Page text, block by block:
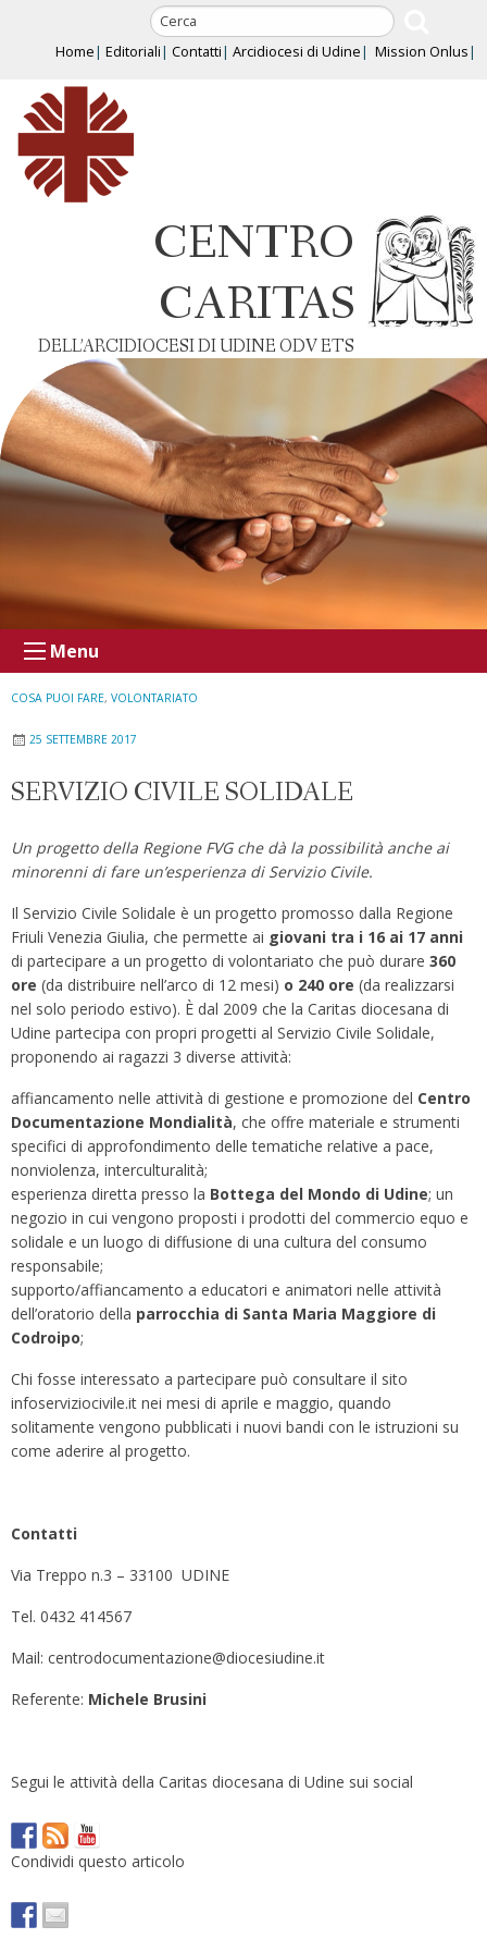
content
Home Editoriali Contatti Arcidiocesi di Udine Mission Onlus
CENTRO
CARITAS
DELL’ARCIDIOCESI DI UDINE ODV ETS
Menu
COSA PUOI FARE, VOLONTARIATO
25 SETTEMBRE 2017
SERVIZIO CIVILE SOLIDALE
Un progetto della Regione FVG che dà la possibilità anche ai
minorenni di fare un’esperienza di Servizio Civile.
Il Servizio Civile Solidale è un progetto promosso dalla Regione
Friuli Venezia Giulia, che permette ai giovani tra i 16 ai 17 anni
di partecipare a un progetto di volontariato che può durare 360
ore (da distribuire nell’arco di 12 mesi) o 240 ore (da realizzarsi
nel solo periodo estivo). È dal 2009 che la Caritas diocesana di
Udine partecipa con propri progetti al Servizio Civile Solidale,
proponendo ai ragazzi 3 diverse attività:
affiancamento nelle attività di gestione e promozione del Centro
Documentazione Mondialità, che offre materiale e strumenti
specifici di approfondimento delle tematiche relative a pace,
nonviolenza, interculturalità;
esperienza diretta presso la Bottega del Mondo di Udine; un
negozio in cui vengono proposti i prodotti del commercio equo e
solidale e un luogo di diffusione di una cultura del consumo
responsabile;
supporto/affiancamento a educatori e animatori nelle attività
dell’oratorio della parrocchia di Santa Maria Maggiore di
Codroipo;
Chi fosse interessato a partecipare può consultare il sito
infoserviziocivile.it nei mesi di aprile e maggio, quando
solitamente vengono pubblicati i nuovi bandi con le istruzioni su
come aderire al progetto.
Contatti
Via Treppo n.3 – 33100 UDINE
Tel. 0432 414567
Mail: centrodocumentazione@diocesiudine.it
Referente: Michele Brusini
Segui le attività della Caritas diocesana di Udine sui social
Condividi questo articolo